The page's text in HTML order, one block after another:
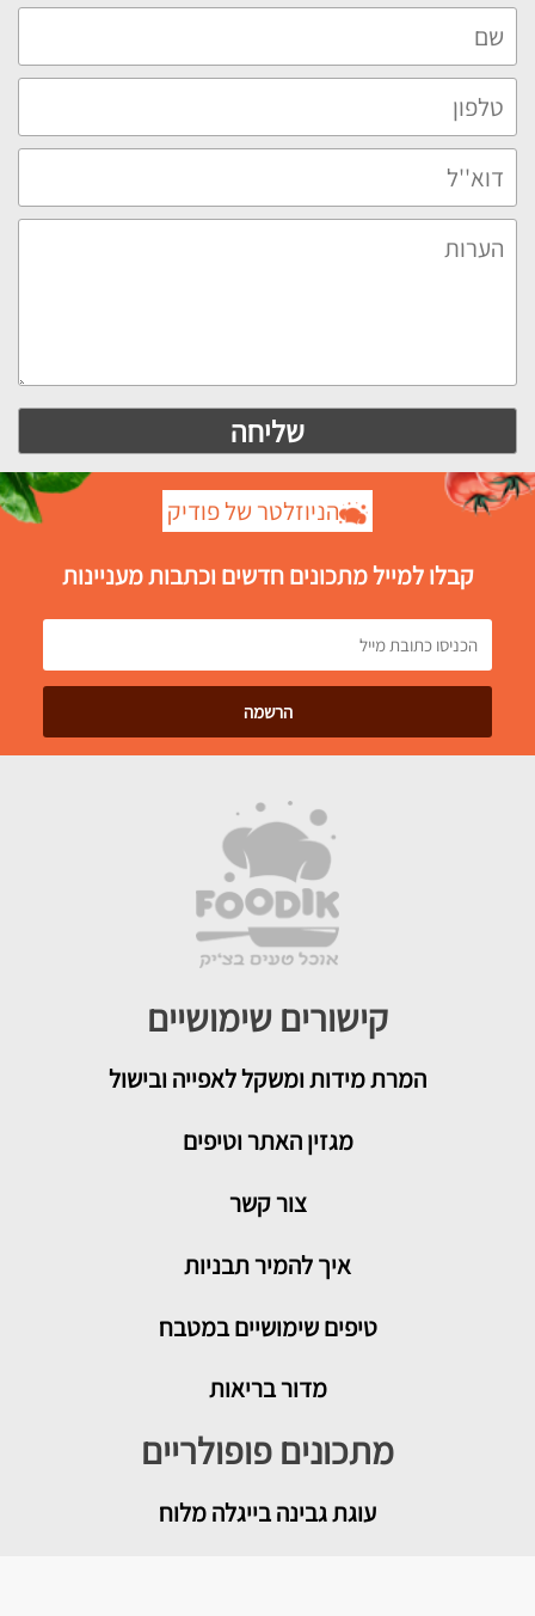
הניוזלטר של פודיק
קבלו למייל מתכונים חדשים וכתבות מעניינות
קישורים שימושיים
המרת מידות ומשקל לאפייה ובישול
מגזין האתר וטיפים
צור קשר
איך להמיר תבניות
טיפים שימושיים במטבח
מדור בריאות
מתכונים פופולריים
עוגת גבינה בייגלה מלוח